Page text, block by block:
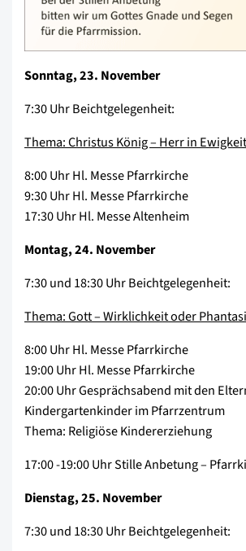
Sonntag, 23. November
7:30 Uhr Beichtgelegenheit:
Thema: Christus König – Herr in Ewigkeit
8:00 Uhr Hl. Messe Pfarrkirche
9:30 Uhr Hl. Messe Pfarrkirche
17:30 Uhr Hl. Messe Altenheim
Montag, 24. November
7:30 und 18:30 Uhr Beichtgelegenheit:
Thema: Gott – Wirklichkeit oder
8:00 Uhr Hl. Messe Pfarrkirche
19:00 Uhr Hl. Messe Pfarrkirche
20:00 Uhr Gesprächsabend mit den
Kindergartenkinder im Pfarrzentrum
Thema: Religiöse Kindererziehung
17:00 -19:00 Uhr Stille Anbetung –
Dienstag, 25. November
7:30 und 18:30 Uhr Beichtgelegenheit: